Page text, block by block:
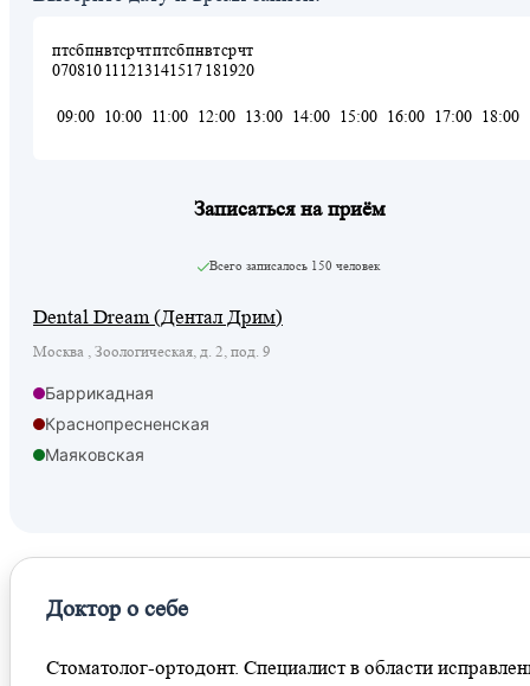
пт
07
сб
08
пн
10
вт
11
ср
12
чт
13
пт
14
сб
15
пн
17
вт
18
ср
19
чт
20
09:00 10:00 11:00 12:00 13:00 14:00 15:00 16:00 17:00 18:00
Записаться на приём
Всего записалось 150 человек
Dental Dream (Дентал Дрим)
Москва , Зоологическая, д. 2, под. 9
Баррикадная
Краснопресненская
Маяковская
Доктор о себе
Стоматолог-ортодонт. Специалист в области